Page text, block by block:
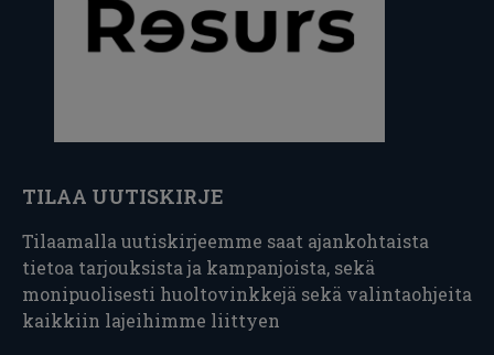
TILAA UUTISKIRJE
Tilaamalla uutiskirjeemme saat ajankohtaista
tietoa tarjouksista ja kampanjoista, sekä
monipuolisesti huoltovinkkejä sekä valintaohjeita
kaikkiin lajeihimme liittyen